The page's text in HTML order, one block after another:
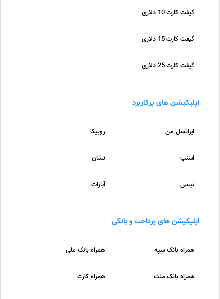
گیفت کارت 10 دلاری
گیفت کارت 15 دلاری
گیفت کارت 25 دلاری
اپلیکیشن های پرکاربرد
روبیکا ایرانسل من
نشان اسنپ
آپارات تپسی
اپلیکیشن های پرداخت و بانکی
همراه بانک ملی همراه بانک سپه
همراه کارت همراه بانک ملت